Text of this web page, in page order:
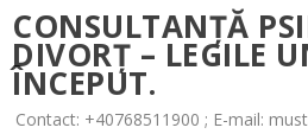
CONSULTANȚĂ
DIVORȚ – LEGILE
ÎNCEPUT.
Contact: +40768511900 ; E-mail: